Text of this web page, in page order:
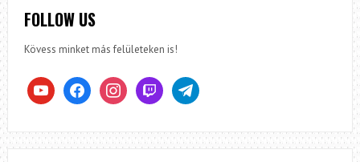
FOLLOW US
Kövess minket más felületeken is!
youtube facebookinstagramtwitch telegram